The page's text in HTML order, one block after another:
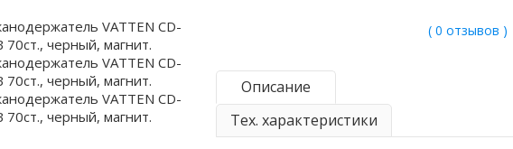
( 0 отзывов )
Описание
Тех. характеристики